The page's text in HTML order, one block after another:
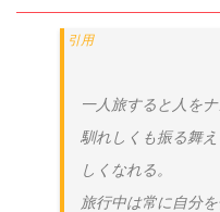
一人旅すると人を
馴れしくも振る舞
しくなれる。
旅行中は常に自分